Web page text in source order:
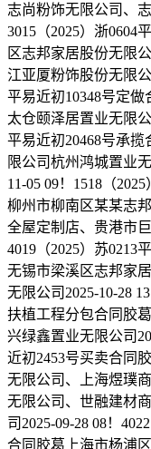
志尚粉饰无限公司、
3015（2025）浙0604
区志邦家居股份无限
江亚厦粉饰股份无限
平易近初10348号定
太仓颐泽居置业无限
平易近初20468号承
限公司杭州鸿城置业
11-05 09！1518（
柳州市柳南区某某志
全屋定制店、贵港市巨
4019（2025）苏0213
无锡市梁溪区志邦家
无限公司2025-10-28
扶植工程分包合同胶
兴绿鑫置业无限公司
近初2453号买卖合同
无限公司、上海煜璞
无限公司、世融建材
司2025-09-28 08！
合同胶葛上海市杨浦